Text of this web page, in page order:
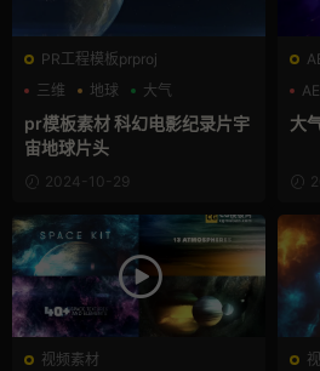
PR工程模板prproj
三维
地球 大气
pr模板素材 科幻电影纪录片宇
宙地球片头
2024-10-29
大
视频素材